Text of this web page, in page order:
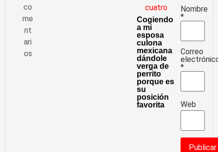
co
me
nt
ari
os
Cogiendo
a mi
esposa
culona
mexicana
dándole
verga de
perrito
porque es
su
posición
favorita
Nombre
*
Correo
*
Web